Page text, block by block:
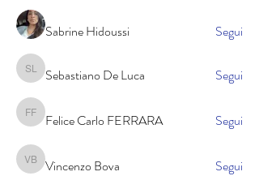
Sabrine Hidoussi Segui
Sebastiano De Luca
Sebastiano De Luca Segui
Felice Carlo FERRARA
Felice Carlo FERRARA Segui
Vincenzo Bova
Vincenzo Bova
Segui